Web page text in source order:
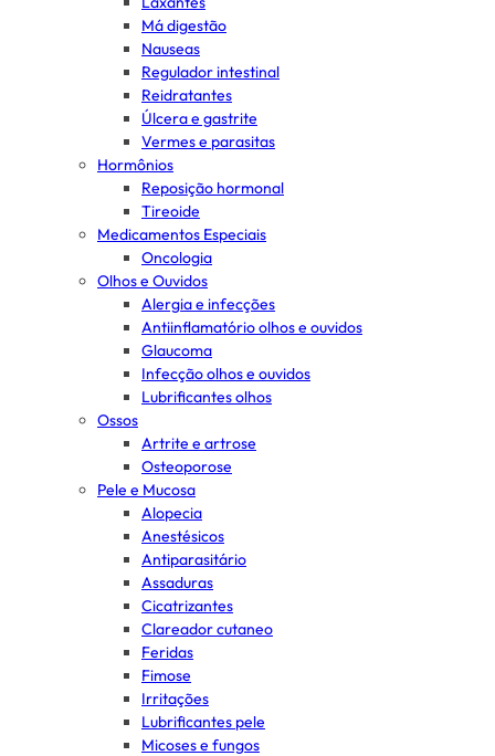
Má digestão
Nauseas
Regulador intestinal
Reidratantes
Úlcera e gastrite
Vermes e parasitas
Hormônios
Reposição hormonal
Tireoide
Medicamentos Especiais
Oncologia
Olhos e Ouvidos
Alergia e infecções
Antiinflamatório olhos e ouvidos
Glaucoma
Infecção olhos e ouvidos
Lubrificantes olhos
Ossos
Artrite e artrose
Osteoporose
Pele e Mucosa
Alopecia
Anestésicos
Antiparasitário
Assaduras
Cicatrizantes
Clareador cutaneo
Feridas
Fimose
Irritações
Lubrificantes pele
Micoses e fungos